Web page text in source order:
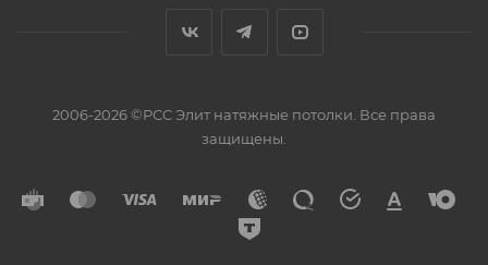
2006-2026 ©РСС Элит натяжные потолки. Все права
защищены.